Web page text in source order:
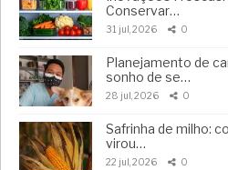
Conservar…
31 jul, 2026 0
Planejamento de
sonho de se…
28 jul, 2026 0
Safrinha de milho:
virou…
22 jul, 2026 0